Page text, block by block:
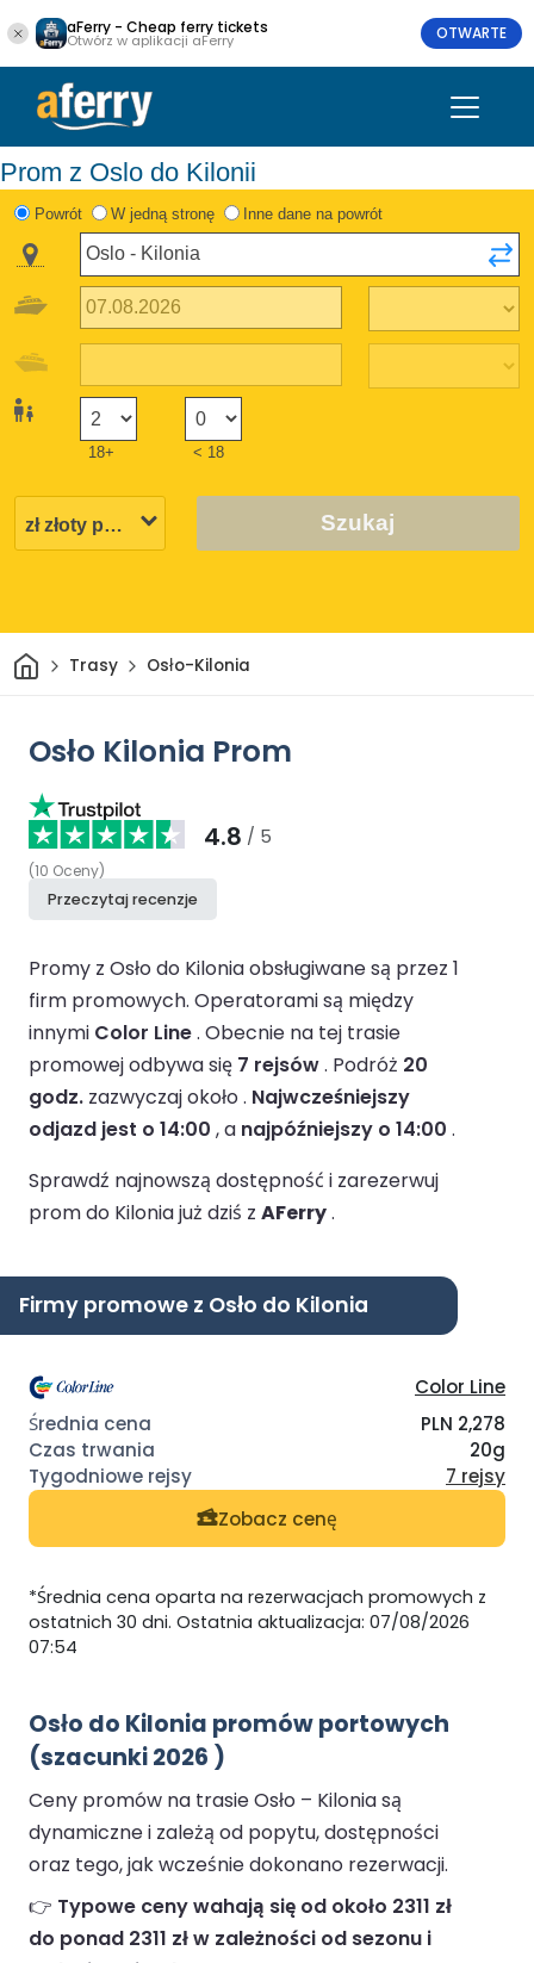
aFerry - Cheap ferry tickets
Otwórz w aplikacji aFerry OTWARTE
Prom z Oslo do Kilonii
Powrót W jedną stronę Inne dane na powrót
18+ < 18
Szukaj
DomTrasy Osło-Kilonia
Osło Kilonia Prom
4.8 / 5
(10 Oceny)
Przeczytaj recenzje
Promy z Osło do Kilonia obsługiwane są przez 1
firm promowych. Operatorami są między
innymi Color Line. Obecnie na tej trasie
promowej odbywa się 7 rejsów. Podróż 20
godz. zazwyczaj około . Najwcześniejszy
odjazd jest o 14:00 , a najpóźniejszy o 14:00 .
Sprawdź najnowszą dostępność i zarezerwuj
prom do Kilonia już dziś z AFerry.
Firmy promowe z Osło do Kilonia
Color Line
PLN 2,278
20g
7 rejsy
Zobacz cenę
*Średnia cena oparta na rezerwacjach promowych z
ostatnich 30 dni. Ostatnia aktualizacja: 07/08/2026
07:54
Osło do Kilonia promów portowych
(szacunki 2026 )
Ceny promów na trasie Osło – Kilonia są
dynamiczne i zależą od popytu, dostępności
oraz tego, jak wcześnie dokonano rezerwacji.
👉 Typowe ceny wahają się od około 2311 zł
do ponad 2311 zł w zależności od sezonu i